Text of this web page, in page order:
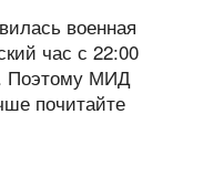
военная
час с 22:00
Поэтому МИД
почитайте